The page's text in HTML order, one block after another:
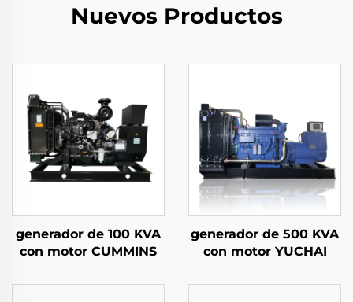
Nuevos Productos
generador de 100 KVA
con motor CUMMINS
generador de 500 KVA
con motor YUCHAI